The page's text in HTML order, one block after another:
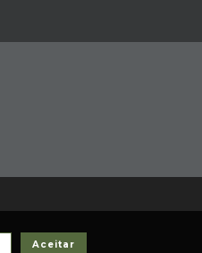
Aceitar